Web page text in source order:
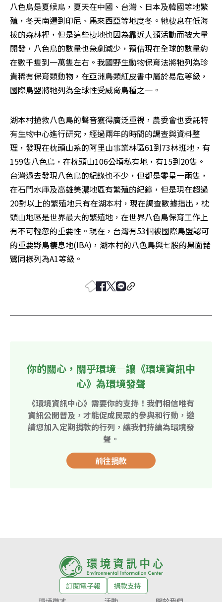
八色鳥是夏候鳥，夏天在中國、台灣、日本及韓國等地繁
殖，冬天南遷到印尼、馬來西亞等地度冬。牠棲息在低海
拔的森林裡，但是這些棲地也因為靠近人類活動而被大量
開發，八色鳥的數量也急劇減少，預估現在全球的數量約
在數千隻到一萬隻左右。我國野生動物保育法將牠列為珍
貴稀有保育類動物，在亞洲鳥類紅皮書中屬於易危等級，
國際鳥盟將牠列為全球性受威脅鳥種之一。
湖本村搶救八色鳥的聲音獲得廣泛重視，農委會也委託特
有生物中心進行研究，經過兩年的時間的調查與資料整
理，發現在枕頭山系的阿里山事業林區61到73林班地，有
159隻八色鳥，在枕頭山106公頃私有地，有15到20隻。
台灣過去發現八色鳥的紀錄也不少，但都是零星一兩隻，
在石門水庫及高雄美濃地區有繁殖的紀錄，但是現在超過
20對以上的繁殖地只有在湖本村，現在調查數據指出，枕
頭山地區是世界最大的繁殖地，在世界八色鳥保育工作上
有不可輕忽的重要性。現在，台灣有53個被國際鳥盟認可
的重要野鳥棲息地(IBA)，湖本村的八色鳥與七股的黑面琵
鷺同樣列為A1等級。
你的關心，關乎環境—讓《環境資訊中
心》為環境發聲
《環境資訊中心》需要你的支持！我們相信唯有
資訊公開普及，才能促成民眾的參與和行動，邀
請您加入定期捐款的行列，讓我們持續為環境發
聲。
前往捐款
訂閱電子報
捐款支持